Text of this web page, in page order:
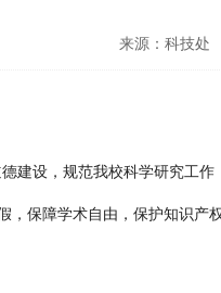
来源：科技处
建设，规范我校科学研究工
，保障学术自由，保护知识